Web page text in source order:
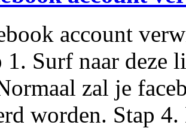
account
1. Surf naar deze
zal je
worden. Stap